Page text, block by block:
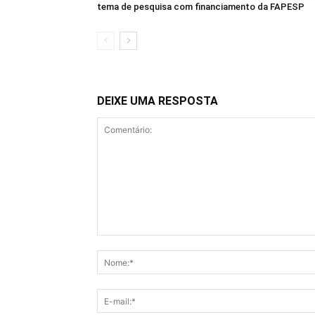
tema de pesquisa com financiamento da FAPESP
DEIXE UMA RESPOSTA